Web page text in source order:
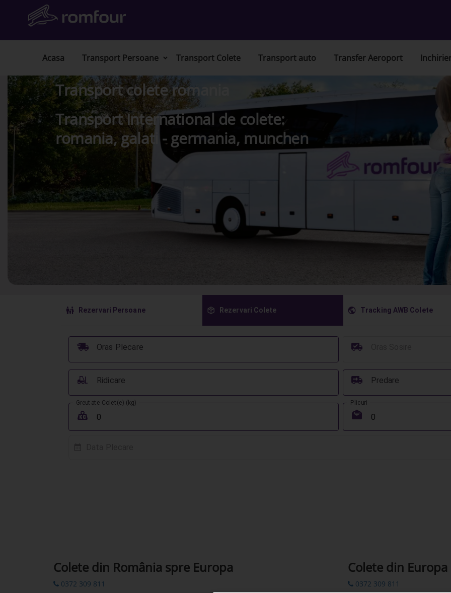
Acasa Transport Persoane Transport Colete Transport auto Transfer Aeroport
Transport colete romania
Transport International de colete:
romania, galati - germania, munchen
󱠣 Rezervari Persoane 󰏗 Rezervari Colete 󰇧 Tracking AWB Colete
Oras Plecare
󰞈 󰳔
Ridicare
󰟉 Predare
󰔾
Greutate Colet(e) (kg)
󰖢
Plicuri
󰾱
Colete din România spre Europa
0372 309 811
Colete din
0372 309 811